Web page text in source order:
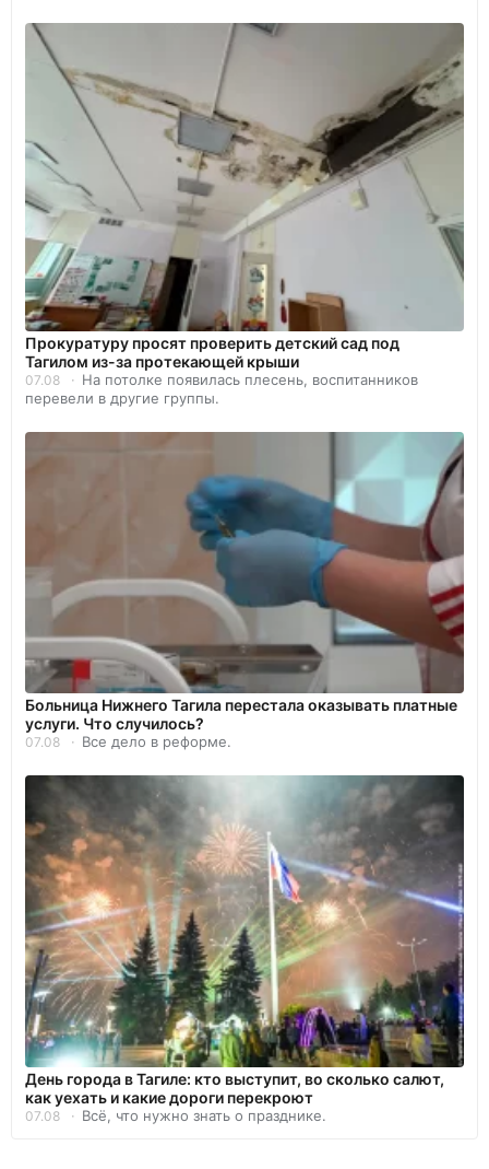
Прокуратуру просят проверить детский сад под
Тагилом из-за протекающей крыши
07.08
На потолке появилась плесень, воспитанников
перевели в другие группы.
Больница Нижнего Тагила перестала оказывать платные
услуги. Что случилось?
07.08 Все дело в реформе.
День города в Тагиле: кто выступит, во сколько салют,
как уехать и какие дороги перекроют
07.08 Всё, что нужно знать о празднике.